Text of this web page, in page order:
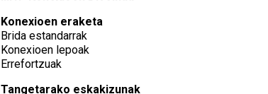
Konexioen eraketa
Brida estandarrak
Konexioen lepoak
Errefortzuak
Tangetarako eskakizunak